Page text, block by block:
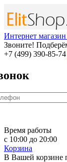
Интернет
Звоните!
+7 (499) 390-85-74
Время работы
с 10:00 до 20:00
Корзина
В Вашей корзине